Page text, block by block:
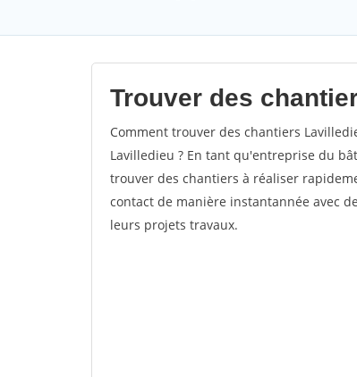
Trouver des
Comment trouver des chantiers
Lavilledieu ? En tant qu'entreprise du
trouver des chantiers à réaliser
contact de manière instantannée avec
leurs projets travaux.